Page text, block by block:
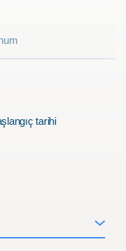
amaçlayan bir Rus
Proje 5-100'ün [1]
tarihi